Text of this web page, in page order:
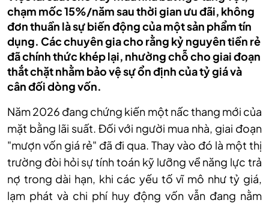
chạm mốc 15%/năm sau thời gian ưu đãi, không
đơn thuần là sự biến động của một sản phẩm tín
dụng. Các chuyên gia cho rằng kỷ nguyên tiền rẻ
đã chính thức khép lại, nhường chỗ cho giai đoạn
thắt chặt nhằm bảo vệ sự ổn định của tỷ giá và
cân đối dòng vốn.
Năm 2026 đang chứng kiến một nấc thang mới của
mặt bằng lãi suất. Đối với người mua nhà, giai đoạn
"mượn vốn giá rẻ" đã đi qua. Thay vào đó là một thị
trường đòi hỏi sự tính toán kỹ lưỡng về năng lực trả
nợ trong dài hạn, khi các yếu tố vĩ mô như tỷ giá,
lạm phát và chi phí huy động vốn vẫn đang nằm